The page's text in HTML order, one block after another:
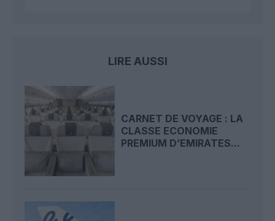
LIRE AUSSI
CARNET DE VOYAGE : LA
CLASSE ECONOMIE
PREMIUM D’EMIRATES...